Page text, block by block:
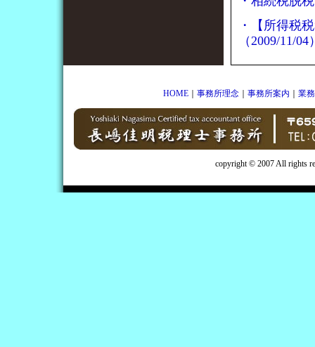
・【所得税
（2009/11/04
HOME 事務所理念 事務所案内 業
copyright © 2007 All rights